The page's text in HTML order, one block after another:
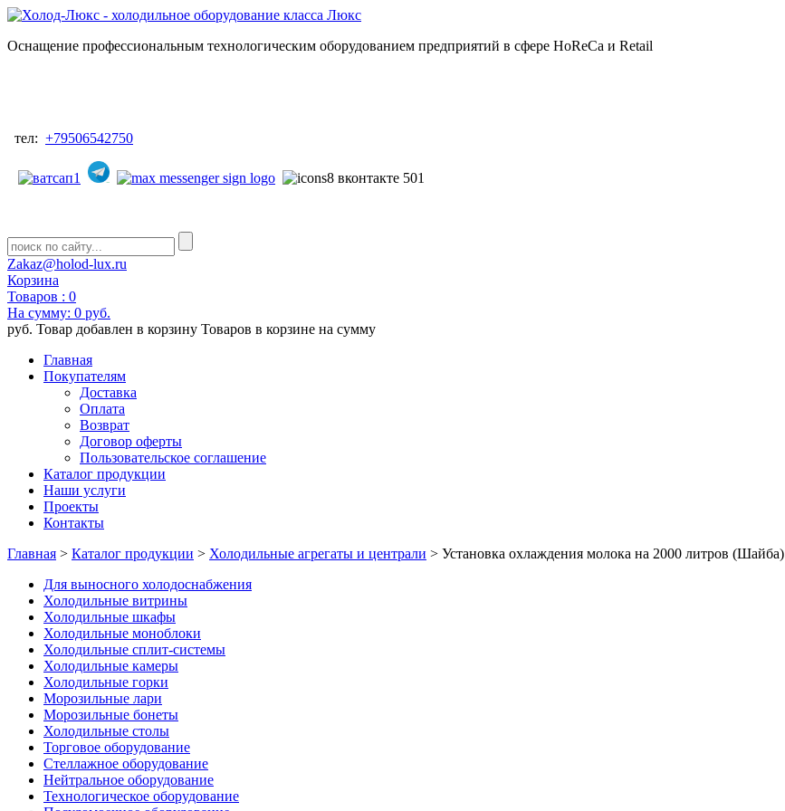
Оснащение профессиональным технологическим оборудованием предприятий в сфере HoReCa и Retail
тел: +79506542750
Zakaz@holod-lux.ru
Корзина
Товаров : 0
На сумму: 0 руб.
руб. Товар добавлен в корзину Товаров в корзине на сумму
Главная
Покупателям
Доставка
Оплата
Возврат
Договор оферты
Пользовательское соглашение
Каталог продукции
Наши услуги
Проекты
Контакты
Главная > Каталог продукции > Холодильные агрегаты и централи > Установка охлаждения молока на 2000 литров (Шайба)
Для выносного холодоснабжения
Холодильные витрины
Холодильные шкафы
Холодильные моноблоки
Холодильные сплит-системы
Холодильные камеры
Холодильные горки
Морозильные лари
Морозильные бонеты
Холодильные столы
Торговое оборудование
Стеллажное оборудование
Нейтральное оборудование
Технологическое оборудование